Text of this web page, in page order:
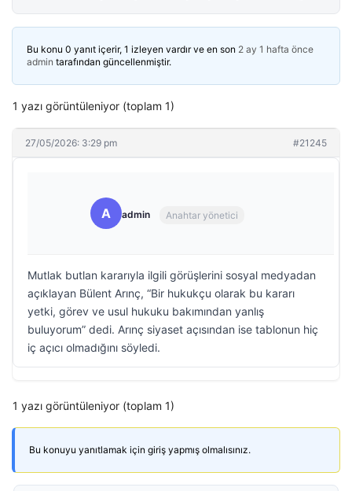
Bu konu 0 yanıt içerir, 1 izleyen vardır ve en son 2 ay 1 hafta önce
admin tarafından güncellenmiştir.
1 yazı görüntüleniyor (toplam 1)
27/05/2026: 3:29 pm #21245
A admin Anahtar yönetici
Mutlak butlan kararıyla ilgili görüşlerini sosyal medyadan
açıklayan Bülent Arınç, “Bir hukukçu olarak bu kararı
yetki, görev ve usul hukuku bakımından yanlış
buluyorum” dedi. Arınç siyaset açısından ise tablonun hiç
iç açıcı olmadığını söyledi.
1 yazı görüntüleniyor (toplam 1)
Bu konuyu yanıtlamak için giriş yapmış olmalısınız.